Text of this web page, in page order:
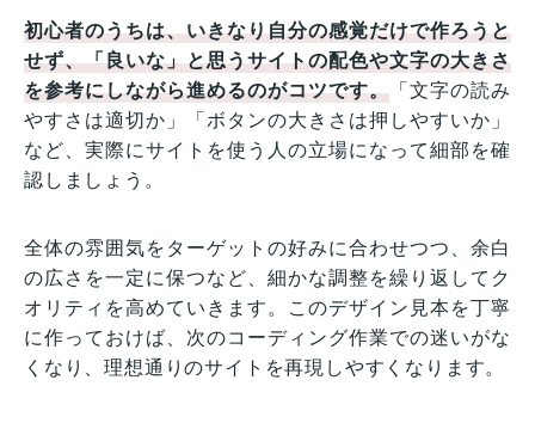
初心者のうちは、いきなり自分の感覚だけで作ろうと
せず、「良いな」と思うサイトの配色や文字の大きさ
を参考にしながら進めるのがコツです。 「文字の読み
やすさは適切か」「ボタンの大きさは押しやすいか」
など、実際にサイトを使う人の立場になって細部を確
認しましょう。
全体の雰囲気をターゲットの好みに合わせつつ、余白
の広さを一定に保つなど、細かな調整を繰り返してク
オリティを高めていきます。このデザイン見本を丁寧
に作っておけば、次のコーディング作業での迷いがな
くなり、理想通りのサイトを再現しやすくなります。